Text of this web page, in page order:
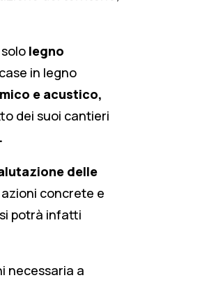
legno
in legno
e acustico,
dei suoi cantieri
delle
concrete e
potrà infatti
necessaria a